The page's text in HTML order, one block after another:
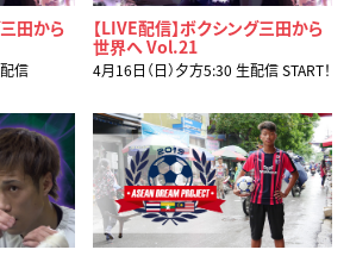
田から
信
【LIVE配信】ボクシング三田から
世界へ Vol.21
4月16日（日）夕方5:30 生配信 START！